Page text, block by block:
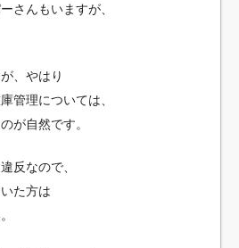
さんもいますが、
、やはり
管理については、
が自然です。
反なので、
た方は